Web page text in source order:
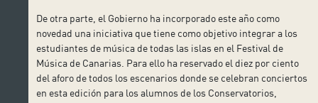
De otra parte, el Gobierno ha incorporado este año como
novedad una iniciativa que tiene como objetivo integrar a los
estudiantes de música de todas las islas en el Festival de
Música de Canarias. Para ello ha reservado el diez por ciento
del aforo de todos los escenarios donde se celebran conciertos
en esta edición para los alumnos de los Conservatorios,